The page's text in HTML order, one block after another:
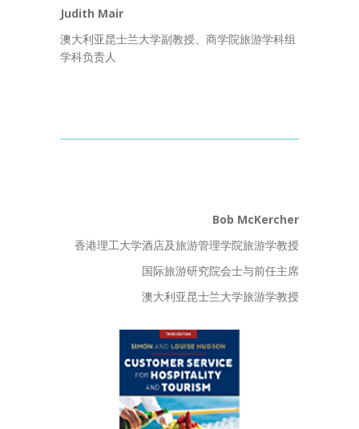
Judith Mair
澳大利亚昆士兰大学副教授、商学院旅游学科组
学科负责人
Bob McKercher
香港理工大学酒店及旅游管理学院旅游学教授
国际旅游研究院会士与前任主席
澳大利亚昆士兰大学旅游学教授